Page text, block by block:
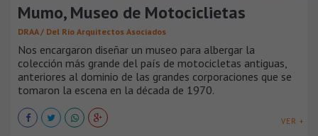
Mumo, Museo de Motociclietas
DRAA / Del Rio Arquitectos Asociados
Nos encargaron diseñar un museo para albergar la
colección más grande del país de motocicletas antiguas,
anteriores al dominio de las grandes corporaciones que se
tomaron la escena en la década de 1970.
VER +